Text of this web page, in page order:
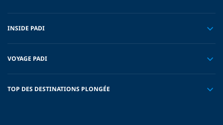
INSIDE PADI
VOYAGE PADI
TOP DES DESTINATIONS PLONGÉE